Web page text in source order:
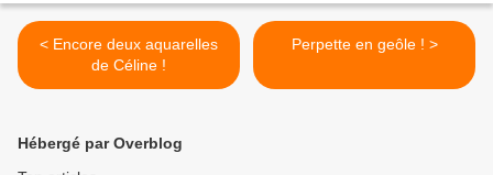
< Encore deux aquarelles
de Céline !
Perpette en geôle ! >
Hébergé par Overblog